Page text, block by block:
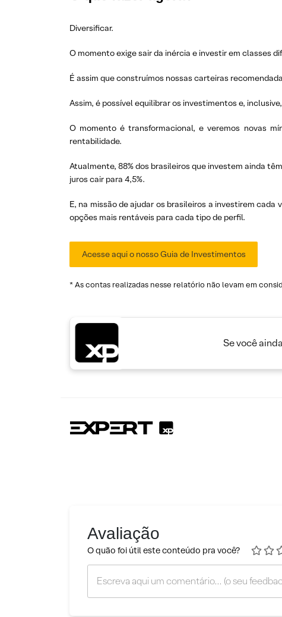
Diversificar.
O momento exige sair da inércia e investir em classes
É assim que construímos nossas carteiras
Assim, é possível equilibrar os investimentos e,
O momento é transformacional, e veremos novas
rentabilidade.
Atualmente, 88% dos brasileiros que investem ainda
juros cair para 4,5%.
E, na missão de ajudar os brasileiros a investirem
opções mais rentáveis para cada tipo de perfil.
Acesse aqui o nosso Guia de Investimentos
* As contas realizadas nesse relatório não levam em
Se você
Avaliação
O quão foi útil este conteúdo pra você?